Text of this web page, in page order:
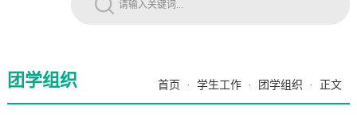
团学组织 首页 · 学生工作 · 团学组织 · 正文